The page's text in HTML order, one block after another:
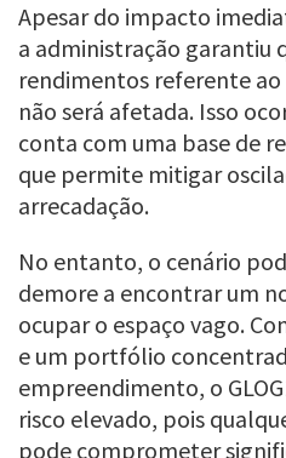
Apesar do impacto
a administração garantiu
rendimentos referente ao
não será afetada. Isso
conta com uma base de
que permite mitigar
arrecadação.
No entanto, o cenário
demore a encontrar um
ocupar o espaço vago.
e um portfólio
empreendimento, o
risco elevado, pois
pode comprometer